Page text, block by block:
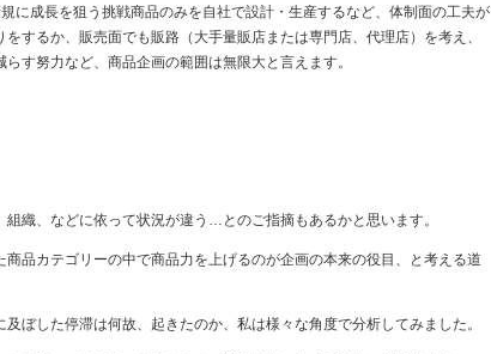
に成長を狙う挑戦商品のみを自社で設計・生産するなど、体制面の工夫が
するか、販売面でも販路（大手量販店または専門店、代理店）を考え、
す努力など、商品企画の範囲は無限大と言えます。
織、などに依って状況が違う…とのご指摘もあるかと思います。
品カテゴリーの中で商品力を上げるのが企画の本来の役目、と考える道
ぼした停滞は何故、起きたのか、私は様々な角度で分析してみました。